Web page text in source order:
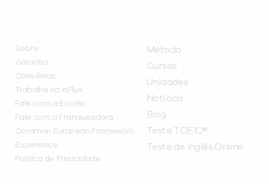
Sobre
Garantia
Convênios
Trabalhe na inFlux
Fale com a Escola
Fale com a Franqueadora
Common European Framework
Experience
Política de Privacidade
Método
Cursos
Unidades
Notícias
Blog
Teste TOEIC®
Teste de Inglês Online